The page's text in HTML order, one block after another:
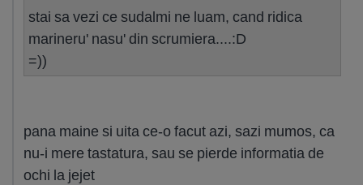
stai sa vezi ce sudalmi ne luam, cand ridica
marineru' nasu' din scrumiera....:D
=))
pana maine si uita ce-o facut azi, sazi mumos, ca
nu-i mere tastatura, sau se pierde informatia de
ochi la jejet